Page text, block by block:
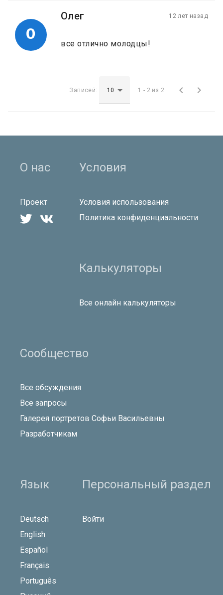
О
Олег 12 лет назад
все отлично молодцы!
Записей: 1 - 2 из 2  
О нас
Проект
 
Условия
Условия использования
Политика конфиденциальности
Калькуляторы
Все онлайн калькуляторы
Сообщество
Все обсуждения
Все запросы
Галерея портретов Софьи Васильевны
Разработчикам
Язык
Deutsch
English
Español
Français
Português
Персональный раздел
Войти